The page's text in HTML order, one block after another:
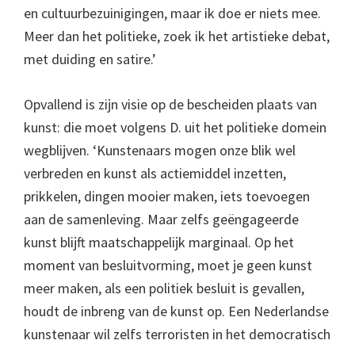
en cultuurbezuinigingen, maar ik doe er niets mee.
Meer dan het politieke, zoek ik het artistieke debat,
met duiding en satire.’
Opvallend is zijn visie op de bescheiden plaats van
kunst: die moet volgens D. uit het politieke domein
wegblijven. ‘Kunstenaars mogen onze blik wel
verbreden en kunst als actiemiddel inzetten,
prikkelen, dingen mooier maken, iets toevoegen
aan de samenleving. Maar zelfs geëngageerde
kunst blijft maatschappelijk marginaal. Op het
moment van besluitvorming, moet je geen kunst
meer maken, als een politiek besluit is gevallen,
houdt de inbreng van de kunst op. Een Nederlandse
kunstenaar wil zelfs terroristen in het democratisch